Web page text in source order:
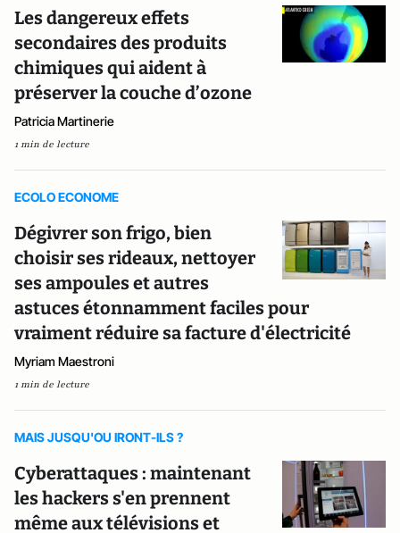
Les dangereux effets
secondaires des produits
chimiques qui aident à
préserver la couche d’ozone
Patricia Martinerie
1 min de lecture
ECOLO ECONOME
Dégivrer son frigo, bien
choisir ses rideaux, nettoyer
ses ampoules et autres
astuces étonnamment faciles pour
vraiment réduire sa facture d'électricité
Myriam Maestroni
1 min de lecture
MAIS JUSQU'OU IRONT-ILS ?
Cyberattaques : maintenant
les hackers s'en prennent
même aux télévisions et